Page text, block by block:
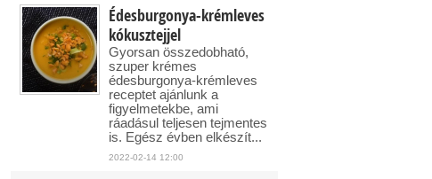
Édesburgonya-krémleves
kókusztejjel
Gyorsan összedobható,
szuper krémes
édesburgonya-krémleves
receptet ajánlunk a
figyelmetekbe, ami
ráadásul teljesen tejmentes
is. Egész évben elkészít...
2022-02-14 12:00